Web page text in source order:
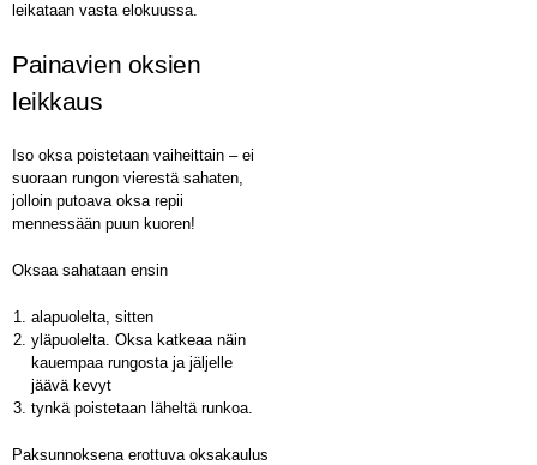
leikataan vasta elokuussa.
Painavien oksien
leikkaus
Iso oksa poistetaan vaiheittain – ei
suoraan rungon vierestä sahaten,
jolloin putoava oksa repii
mennessään puun kuoren!
Oksaa sahataan ensin
alapuolelta, sitten
yläpuolelta. Oksa katkeaa näin
kauempaa rungosta ja jäljelle
jäävä kevyt
tynkä poistetaan läheltä runkoa.
Paksunnoksena erottuva oksakaulus